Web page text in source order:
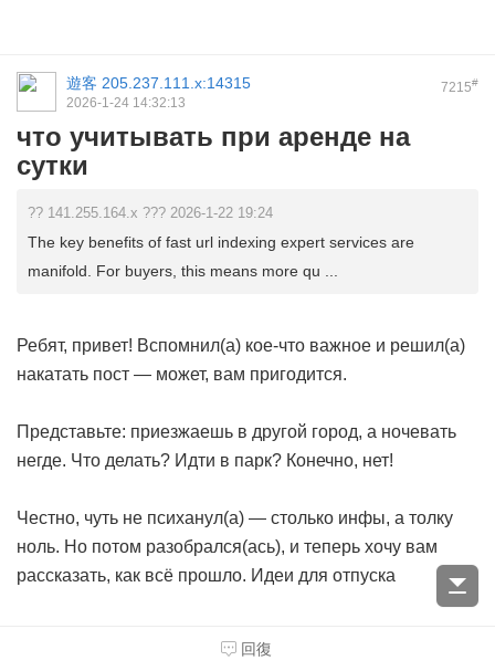
7215#
遊客 205.237.111.x:14315
2026-1-24 14:32:13
что учитывать при аренде на
сутки
?? 141.255.164.x ??? 2026-1-22 19:24
The key benefits of fast url indexing expert services are
manifold. For buyers, this means more qu ...
Ребят, привет! Вспомнил(а) кое-что важное и решил(а)
накатать пост — может, вам пригодится.
Представьте: приезжаешь в другой город, а ночевать
негде. Что делать? Идти в парк? Конечно, нет!
Честно, чуть не психанул(а) — столько инфы, а толку
ноль. Но потом разобрался(ась), и теперь хочу вам
рассказать, как всё прошло. Идеи для отпуска
回復